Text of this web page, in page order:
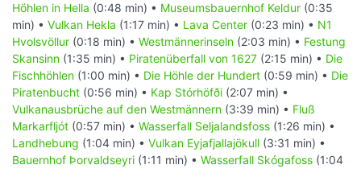
Höhlen in Hella (0:48 min) • Museumsbauernhof Keldur (0:35
min) • Vulkan Hekla (1:17 min) • Lava Center (0:23 min) • N1
Hvolsvöllur (0:18 min) • Westmännerinseln (2:03 min) • Festung
Skansinn (1:35 min) • Piratenüberfall von 1627 (2:15 min) • Die
Fischhöhlen (1:00 min) • Die Höhle der Hundert (0:59 min) • Die
Piratenbucht (0:56 min) • Kap Stórhöfði (2:07 min) •
Vulkanausbrüche auf den Westmännern (3:39 min) • Fluß
Markarfljót (0:57 min) • Wasserfall Seljalandsfoss (1:26 min) •
Landhebung (1:04 min) • Vulkan Eyjafjallajökull (3:31 min) •
Bauernhof Þorvaldseyri (1:11 min) • Wasserfall Skógafoss (1:04